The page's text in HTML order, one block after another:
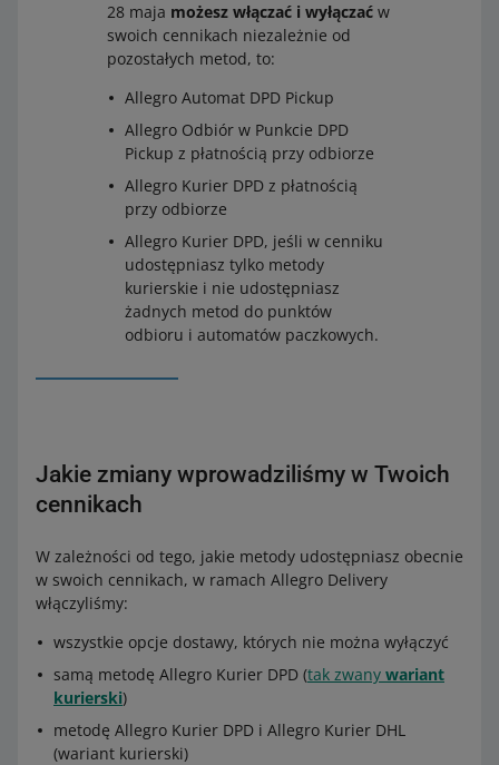
28 maja możesz włączać i wyłączać w
swoich cennikach niezależnie od
pozostałych metod, to:
Allegro Automat DPD Pickup
Allegro Odbiór w Punkcie DPD
Pickup z płatnością przy odbiorze
Allegro Kurier DPD z płatnością
przy odbiorze
Allegro Kurier DPD, jeśli w cenniku
udostępniasz tylko metody
kurierskie i nie udostępniasz
żadnych metod do punktów
odbioru i automatów paczkowych.
Jakie zmiany wprowadziliśmy w Twoich
cennikach
W zależności od tego, jakie metody udostępniasz obecnie
w swoich cennikach, w ramach Allegro Delivery
włączyliśmy:
wszystkie opcje dostawy, których nie można wyłączyć
samą metodę Allegro Kurier DPD (tak zwany wariant
kurierski)
metodę Allegro Kurier DPD i Allegro Kurier DHL
(wariant kurierski)